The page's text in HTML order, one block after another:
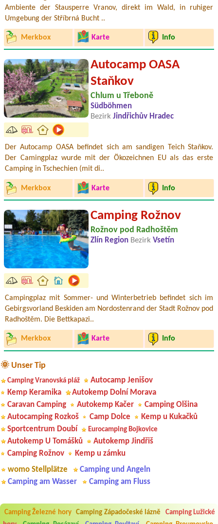
Ambiente der Stausperre Vranov, direkt im Wald, in ruhiger
Umgebung der Stříbrná Bucht ..
Merkbox Karte Info
Autocamp OASA
Staňkov
Chlum u Třeboně
Südböhmen
Bezirk Jindřichův Hradec
Der Autocamp OASA befindet sich am sandigen Teich Staňkov.
Der Camingplaz wurde mit der Ökozeichnen EU als das erste
Camping in Tschechien (mit di..
Merkbox Karte Info
Camping Rožnov
Rožnov pod Radhoštěm
Zlín Region Bezirk Vsetín
Campingplaz mit Sommer- und Winterbetrieb befindet sich im
Gebirgsvorland Beskiden am Nordostenrand der Stadt Rožnov pod
Radhoštěm. Die Bettkapazi..
Merkbox Karte Info
🌞 Unser Tip
Camping Vranovská pláž
Autocamp Jenišov
Kemp Keramika
Autokemp Dolní Morava
Caravan Camping
Autokemp Kačer
Camping Olšina
Autocamping Rozkoš
Camp Dolce
Kemp u Kukačků
Sportcentrum Doubí
Eurocamping Bojkovice
Autokemp U Tomášků
Autokemp Jindřiš
Camping Rožnov
Kemp u zámku
womo Stellplätze
Camping und Angeln
Camping am Wasser
Camping am Fluss
Camping Železné hory Camping Západočeské lázně
Camping Lužické
Aneta Melicharová***